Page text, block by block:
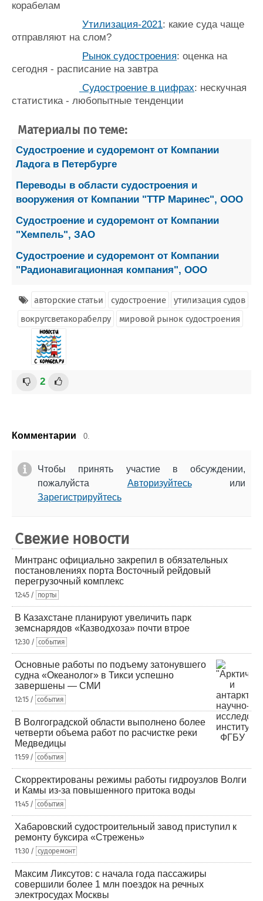
корабелам
Утилизация-2021: какие суда чаще
отправляют на слом?
Рынок судостроения: оценка на
сегодня - расписание на завтра
Судостроение в цифрах: нескучная
статистика - любопытные тенденции
Материалы по теме:
Судостроение и судоремонт от Компании
Ладога в Петербурге
Переводы в области судостроения и
вооружения от Компании "TTP Маринес", ООО
Судостроение и судоремонт от Компании
"Хемпель", ЗАО
Судостроение и судоремонт от Компании
"Радионавигационная компания", ООО
авторские статьи судостроение
утилизация судов
вокругсветакорабелру
мировой рынок судостроения
2
Комментарии 0.
Чтобы принять участие в обсуждении,
пожалуйста Авторизуйтесьили
Зарегистрируйтесь
Свежие новости
Минтранс официально закрепил в обязательных
постановлениях порта Восточный рейдовый
перегрузочный комплекс
12:45 / порты
В Казахстане планируют увеличить парк
земснарядов «Казводхоза» почти втрое
12:30 / события
Основные работы по подъему затонувшего
судна «Океанолог» в Тикси успешно
завершены — СМИ
12:15 / события
В Волгоградской области выполнено более
четверти объема работ по расчистке реки
Медведицы
11:59 / события
Скорректированы режимы работы гидроузлов Волги
и Камы из-за повышенного притока воды
11:45 / события
Хабаровский судостроительный завод приступил к
ремонту буксира «Стрежень»
11:30 / судоремонт
Максим Ликсутов: с начала года пассажиры
совершили более 1 млн поездок на речных
электросудах Москвы